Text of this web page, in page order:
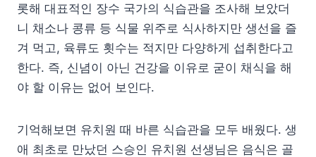
롯해 대표적인 장수 국가의 식습관을 조사해 보았더
니 채소나 콩류 등 식물 위주로 식사하지만 생선을 즐
겨 먹고, 육류도 횟수는 적지만 다양하게 섭취한다고
한다. 즉, 신념이 아닌 건강을 이유로 굳이 채식을 해
야 할 이유는 없어 보인다.
기억해보면 유치원 때 바른 식습관을 모두 배웠다. 생
애 최초로 만났던 스승인 유치원 선생님은 음식은 골